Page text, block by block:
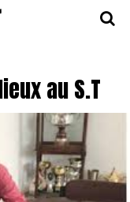
au S.T